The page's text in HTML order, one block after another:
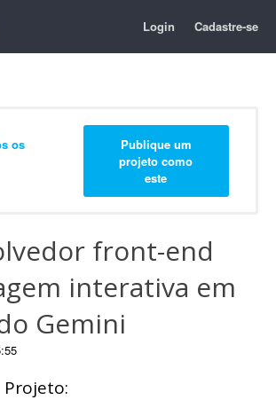
Login Cadastre-se
os
Publique um
projeto como
este
front-end
interativa em
Gemini
Projeto: